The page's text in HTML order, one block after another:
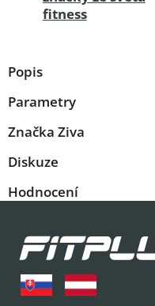
fitness
Popis
Parametry
Značka Ziva
Diskuze
Hodnocení